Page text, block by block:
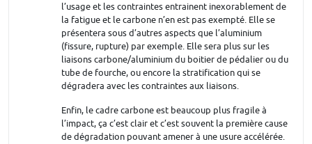
l’usage et les contraintes entrainent inexorablement de
la fatigue et le carbone n’en est pas exempté. Elle se
présentera sous d’autres aspects que l’aluminium
(fissure, rupture) par exemple. Elle sera plus sur les
liaisons carbone/aluminium du boitier de pédalier ou du
tube de fourche, ou encore la stratification qui se
dégradera avec les contraintes aux liaisons.
Enfin, le cadre carbone est beaucoup plus fragile à
l’impact, ça c’est clair et c’est souvent la première cause
de dégradation pouvant amener à une usure accélérée.